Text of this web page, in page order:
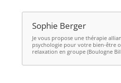
Sophie Berger
Je vous propose une thérapie
psychologiepour votre bien-être
relaxation en groupe (Boulogne